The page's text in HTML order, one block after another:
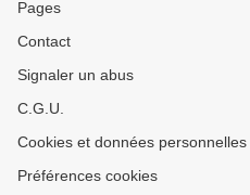
Pages
Contact
Signaler un abus
C.G.U.
Cookies et données personnelles
Préférences cookies